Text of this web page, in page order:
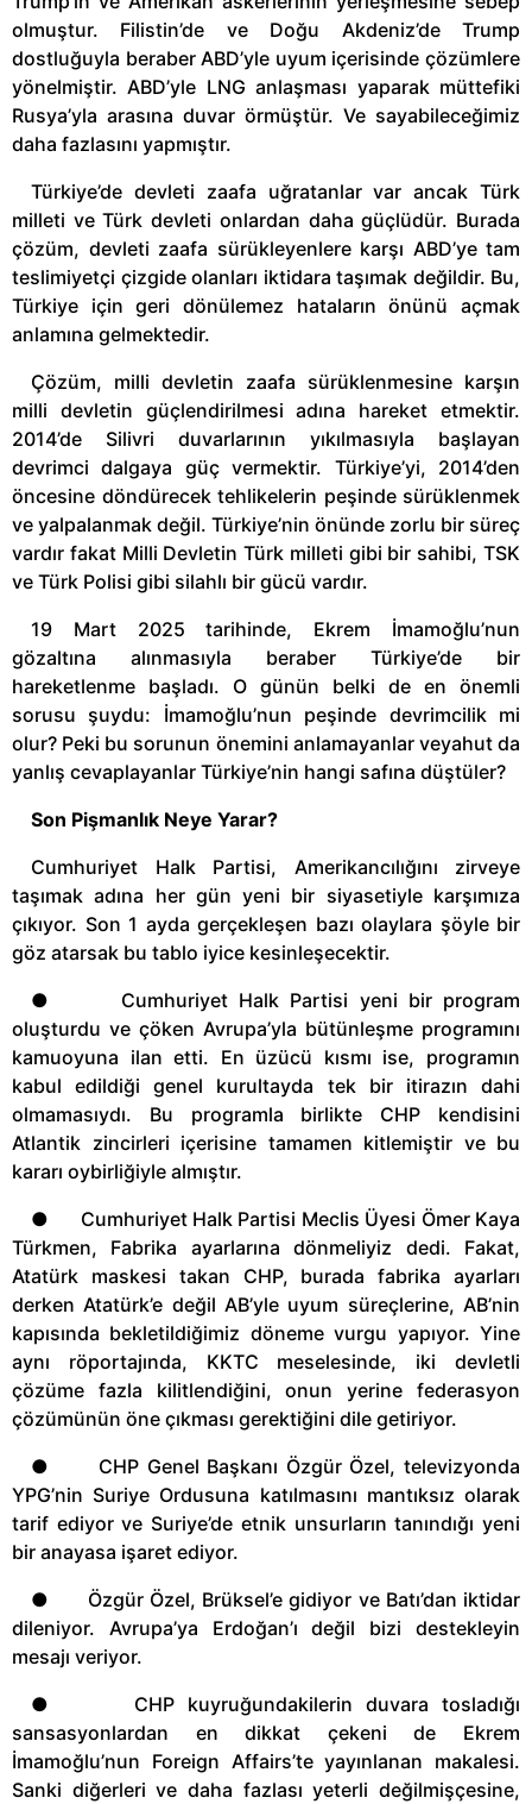
olmuştur. Filistin’de ve Doğu Akdeniz’de Trump
dostluğuyla beraber ABD’yle uyum içerisinde çözümlere
yönelmiştir. ABD’yle LNG anlaşması yaparak müttefiki
Rusya’yla arasına duvar örmüştür. Ve sayabileceğimiz
daha fazlasını yapmıştır.
Türkiye’de devleti zaafa uğratanlar var ancak Türk
milleti ve Türk devleti onlardan daha güçlüdür. Burada
çözüm, devleti zaafa sürükleyenlere karşı ABD’ye tam
teslimiyetçi çizgide olanları iktidara taşımak değildir. Bu,
Türkiye için geri dönülemez hataların önünü açmak
anlamına gelmektedir.
Çözüm, milli devletin zaafa sürüklenmesine karşın
milli devletin güçlendirilmesi adına hareket etmektir.
2014’de Silivri duvarlarının yıkılmasıyla başlayan
devrimci dalgaya güç vermektir. Türkiye’yi, 2014’den
öncesine döndürecek tehlikelerin peşinde sürüklenmek
ve yalpalanmak değil. Türkiye’nin önünde zorlu bir süreç
vardır fakat Milli Devletin Türk milleti gibi bir sahibi, TSK
ve Türk Polisi gibi silahlı bir gücü vardır.
19 Mart 2025 tarihinde, Ekrem İmamoğlu’nun
gözaltına alınmasıyla beraber Türkiye’de bir
hareketlenme başladı. O günün belki de en önemli
sorusu şuydu: İmamoğlu’nun peşinde devrimcilik mi
olur? Peki bu sorunun önemini anlamayanlar veyahut da
yanlış cevaplayanlar Türkiye’nin hangi safına düştüler?
Son Pişmanlık Neye Yarar?
Cumhuriyet Halk Partisi, Amerikancılığını zirveye
taşımak adına her gün yeni bir siyasetiyle karşımıza
çıkıyor. Son 1 ayda gerçekleşen bazı olaylara şöyle bir
göz atarsak bu tablo iyice kesinleşecektir.
● Cumhuriyet Halk Partisi yeni bir program
oluşturdu ve çöken Avrupa’yla bütünleşme programını
kamuoyuna ilan etti. En üzücü kısmı ise, programın
kabul edildiği genel kurultayda tek bir itirazın dahi
olmamasıydı. Bu programla birlikte CHP kendisini
Atlantik zincirleri içerisine tamamen kitlemiştir ve bu
kararı oybirliğiyle almıştır.
● Cumhuriyet Halk Partisi Meclis Üyesi Ömer Kaya
Türkmen, Fabrika ayarlarına dönmeliyiz dedi. Fakat,
Atatürk maskesi takan CHP, burada fabrika ayarları
derken Atatürk’e değil AB’yle uyum süreçlerine, AB’nin
kapısında bekletildiğimiz döneme vurgu yapıyor. Yine
aynı röportajında, KKTC meselesinde, iki devletli
çözüme fazla kilitlendiğini, onun yerine federasyon
çözümünün öne çıkması gerektiğini dile getiriyor.
● CHP Genel Başkanı Özgür Özel, televizyonda
YPG’nin Suriye Ordusuna katılmasını mantıksız olarak
tarif ediyor ve Suriye’de etnik unsurların tanındığı yeni
bir anayasa işaret ediyor.
● Özgür Özel, Brüksel’e gidiyor ve Batı’dan iktidar
dileniyor. Avrupa’ya Erdoğan’ı değil bizi destekleyin
mesajı veriyor.
● CHP kuyruğundakilerin duvara tosladığı
sansasyonlardan en dikkat çekeni de Ekrem
İmamoğlu’nun Foreign Affairs’te yayınlanan makalesi.
Sanki diğerleri ve daha fazlası yeterli değilmişçesine,